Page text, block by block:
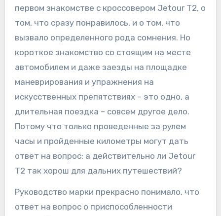
первом знакомстве с кроссовером Jetour T2, о
том, что сразу понравилось, и о том, что
вызвало определенного рода сомнения. Но
короткое знакомство со стоящим на месте
автомобилем и даже заезды на площадке
маневрирования и упражнения на
искусственных препятствиях – это одно, а
длительная поездка – совсем другое дело.
Потому что только проведенные за рулем
часы и пройденные километры могут дать
ответ на вопрос: а действительно ли Jetour
T2 так хорош для дальних путешествий?
Руководство марки прекрасно понимало, что
ответ на вопрос о приспособленности